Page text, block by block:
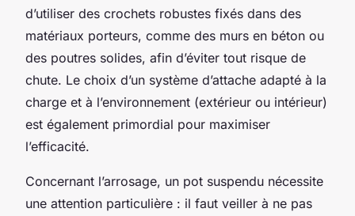
d’utiliser des crochets robustes fixés dans des
matériaux porteurs, comme des murs en béton ou
des poutres solides, afin d’éviter tout risque de
chute. Le choix d’un système d’attache adapté à la
charge et à l’environnement (extérieur ou intérieur)
est également primordial pour maximiser
l’efficacité.
Concernant l’arrosage, un pot suspendu nécessite
une attention particulière : il faut veiller à ne pas